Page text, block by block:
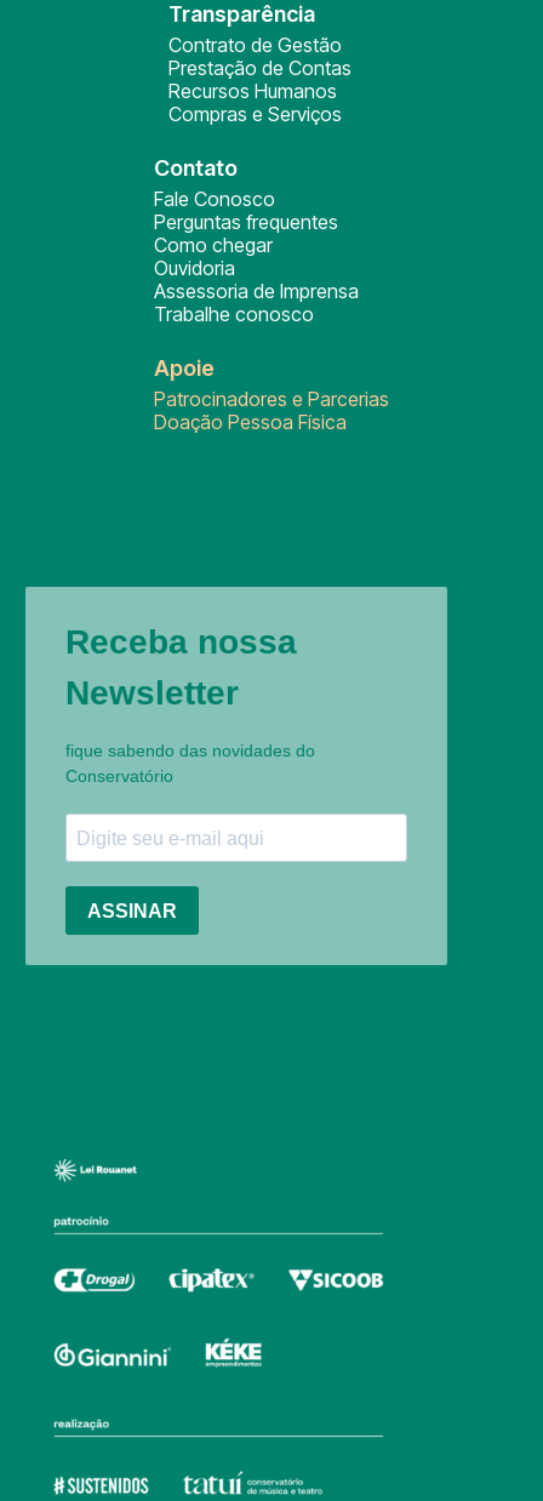
Transparência
Contrato de Gestão
Prestação de Contas
Recursos Humanos
Compras e Serviços
Contato
Fale Conosco
Perguntas frequentes
Como chegar
Ouvidoria
Assessoria de Imprensa
Trabalhe conosco
Apoie
Patrocinadores e Parcerias
Doação Pessoa Física